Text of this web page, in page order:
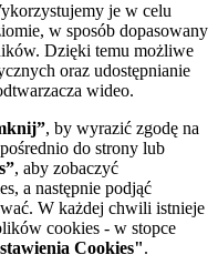
je w celu
w sposób dopasowany
Dzięki temu możliwe
oraz udostępnianie
wideo.
, by wyrazić zgodę na
do strony lub
, aby zobaczyć
a następnie podjąć
W każdej chwili istnieje
cookies - w stopce
Cookies".